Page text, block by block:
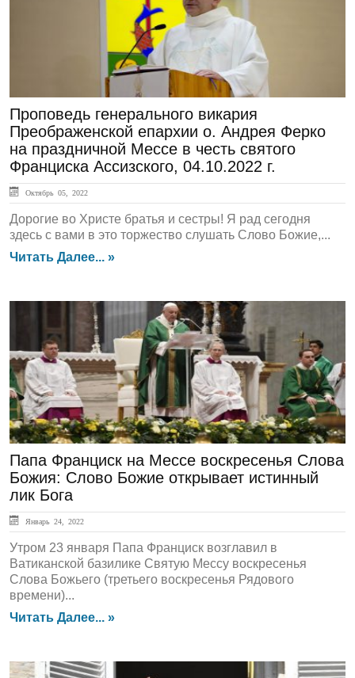
Проповедь генерального викария
Преображенской епархии о. Андрея Ферко
на праздничной Мессе в честь святого
Франциска Ассизского, 04.10.2022 г.
Октябрь 05, 2022
Дорогие во Христе братья и сестры! Я рад сегодня
здесь с вами в это торжество слушать Слово Божие,...
Читать Далее... »
ЛЕНТА НОВОСТЕЙ
Папа Франциск на Мессе воскресенья Слова
Божия: Слово Божие открывает истинный
лик Бога
Январь 24, 2022
Утром 23 января Папа Франциск возглавил в
Ватиканской базилике Святую Мессу воскресенья
Слова Божьего (третьего воскресенья Рядового
времени)...
Читать Далее... »